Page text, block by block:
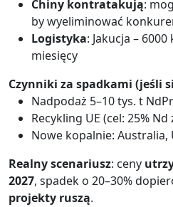
Chiny kontratakują:
by wyeliminować
Logistyka: Jakucja –
miesięcy
Czynniki za spadkami (jeśli
Nadpodaż 5–10 tys. t
Recykling UE (cel: 25%
Nowe kopalnie: Australia,
Realny scenariusz: ceny
2027, spadek o 20–30%
projekty ruszą.